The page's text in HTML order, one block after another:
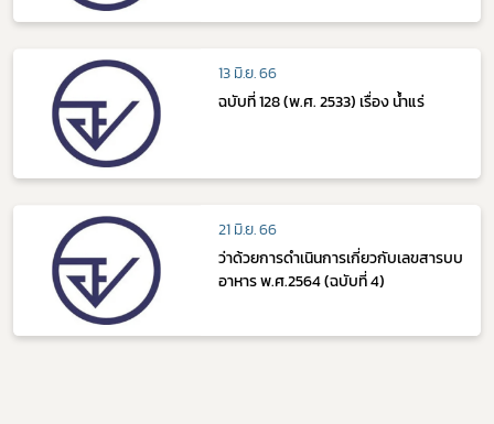
13 มิ.ย. 66
ฉบับที่ 128 (พ.ศ. 2533) เรื่อง น้ำแร่
21 มิ.ย. 66
ว่าด้วยการดำเนินการเกี่ยวกับเลขสารบบ
อาหาร พ.ศ.2564 (ฉบับที่ 4)